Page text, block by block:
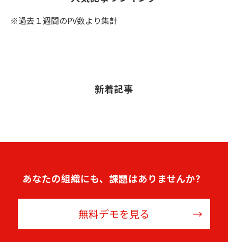
※過去１週間のPV数より集計
新着記事
あなたの組織にも、課題はありませんか？
無料デモを見る